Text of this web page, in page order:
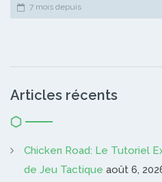
7 mois depuis
Articles récents
Chicken Road: Le Tutoriel
de Jeu Tactique août 6,